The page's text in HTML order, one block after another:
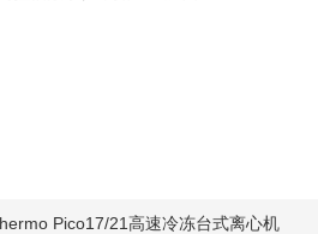
Pico17/21高速冷冻台式离心机